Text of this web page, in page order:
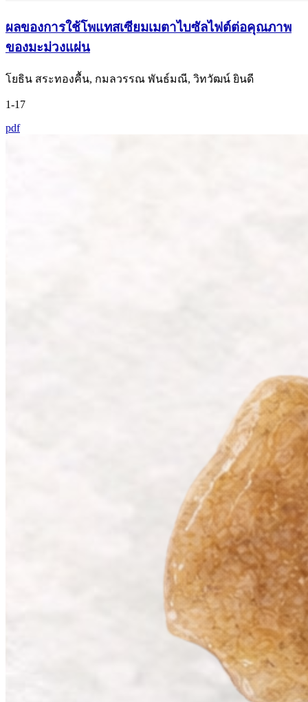
ผลของการใช้โพแทสเซียมเมตาไบซัลไฟต์ต่อคุณภาพ
ของมะม่วงแผ่น
โยธิน สระทองคื้น, กมลวรรณ พันธ์มณี, วิทวัฒน์ ยินดี
1-17
pdf